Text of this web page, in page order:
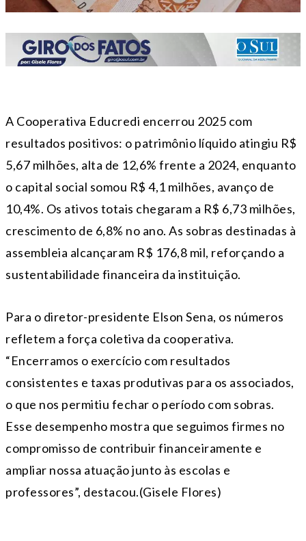
A Cooperativa Educredi encerrou 2025 com
resultados positivos: o patrimônio líquido atingiu R$
5,67 milhões, alta de 12,6% frente a 2024, enquanto
o capital social somou R$ 4,1 milhões, avanço de
10,4%. Os ativos totais chegaram a R$ 6,73 milhões,
crescimento de 6,8% no ano. As sobras destinadas à
assembleia alcançaram R$ 176,8 mil, reforçando a
sustentabilidade financeira da instituição.
Para o diretor-presidente Elson Sena, os números
refletem a força coletiva da cooperativa.
“Encerramos o exercício com resultados
consistentes e taxas produtivas para os associados,
o que nos permitiu fechar o período com sobras.
Esse desempenho mostra que seguimos firmes no
compromisso de contribuir financeiramente e
ampliar nossa atuação junto às escolas e
professores”, destacou.(Gisele Flores)